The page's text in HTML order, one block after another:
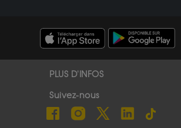
PLUS D'INFOS
Suivez-nous